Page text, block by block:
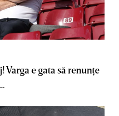
Varga e gata să renunţe